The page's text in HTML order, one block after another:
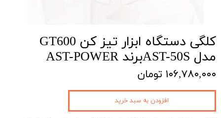
کلگی دستگاه ابزار تیز کن GT600
مدل AST-50Sبرند AST-POWER
۱۰۶,۷۸۰,۰۰۰ تومان
افزودن به سبد خرید